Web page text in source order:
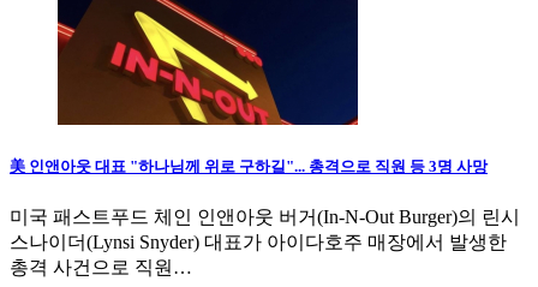
美 인앤아웃 대표 "하나님께 위로 구하길"... 총격으로 직원 등 3명 사망
미국 패스트푸드 체인 인앤아웃 버거(In-N-Out Burger)의 린시
스나이더(Lynsi Snyder) 대표가 아이다호주 매장에서 발생한
총격 사건으로 직원…